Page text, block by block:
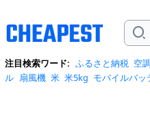
注目検索ワード: ふるさと納税 空
ル 扇風機 米 米5kg モバイルバッ